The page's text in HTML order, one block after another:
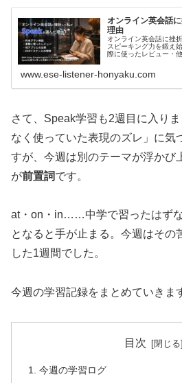
オンライン英会話
理由
オンライン英会話に挫
スピーキング力を鍛え
際に使ったレビュー・
www.ese-listener-honyaku.com
さて、Speak学習も2週目に入り
なく使っていた表現のズレ」に気
すが、今週は別のテーマが浮かび
が前置詞です。
at・on・in……中学で習ったはず
となると手が止まる。今週はその
した1週間でした。
今週の学習記録をまとめていきま
目次
今週の学習ログ